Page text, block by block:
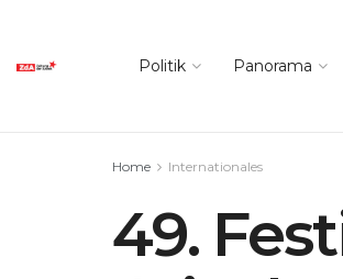
Politik Panorama
Home Internationales
49.